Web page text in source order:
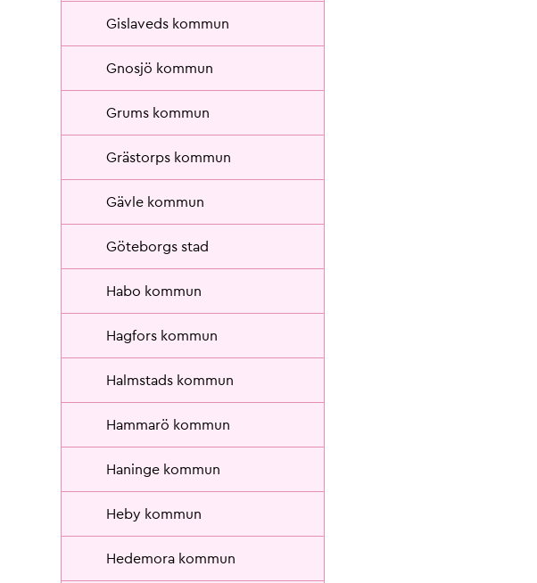
Gislaveds kommun
Gnosjö kommun
Grums kommun
Grästorps kommun
Gävle kommun
Göteborgs stad
Habo kommun
Hagfors kommun
Halmstads kommun
Hammarö kommun
Haninge kommun
Heby kommun
Hedemora kommun